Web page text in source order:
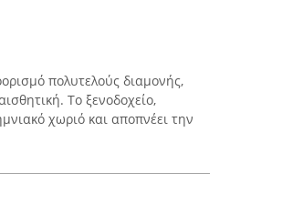
πολυτελούς διαμονής,
Το ξενοδοχείο,
χωριό και αποπνέει την